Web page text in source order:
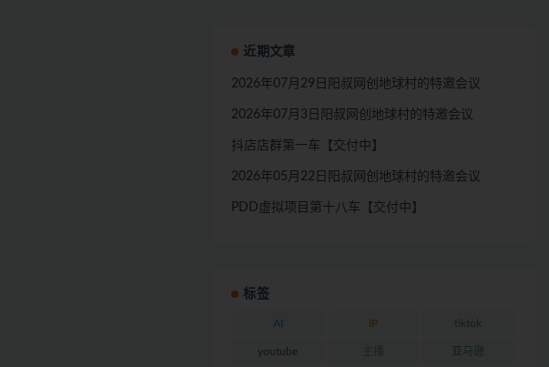
近期文章
2026年07月29日阳叔网创地球村的特邀会议
2026年07月3日阳叔网创地球村的特邀会议
抖店店群第一车【交付中】
2026年05月22日阳叔网创地球村的特邀会议
PDD虚拟项目第十八车【交付中】
标签
AI IP tiktok
youtube 亚马逊